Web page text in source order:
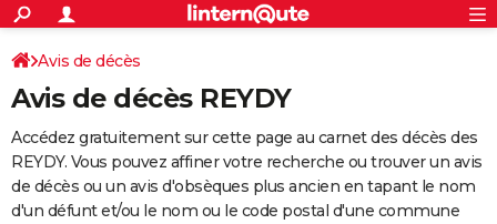
ACTUALITÉS
Politique
Société
Faits Divers
Education
Monde
Villes
+
SPORT
Coupe du monde 2026
Football
Tennis
Cyclisme
Rugby
Forum
Programme TV
TNT
Streaming
Cinéma
Sorties cinéma
Musique
+
FINANCE
Retraite
Impôts
Epargne
Immobilier
Risques naturels par ville
Banque
Assurance
Crédit
AUTO
Avis de décès
Avis de décès REYDY
Accédez gratuitement sur cette page au carnet des décès des
REYDY. Vous pouvez affiner votre recherche ou trouver un avis
de décès ou un avis d'obsèques plus ancien en tapant le nom
d'un défunt et/ou le nom ou le code postal d'une commune